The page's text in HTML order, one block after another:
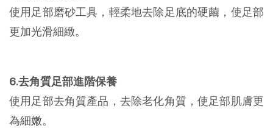
使用足部磨砂工具，輕柔地去除足底的硬繭，使足部
更加光滑細緻。
6.去角質足部進階保養
使用足部去角質產品，去除老化角質，使足部肌膚更
為細嫩。